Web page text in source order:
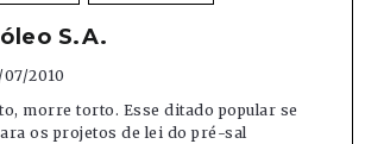
S.A.
07/2010
morre torto. Esse ditado popular se
os projetos de lei do pré-sal